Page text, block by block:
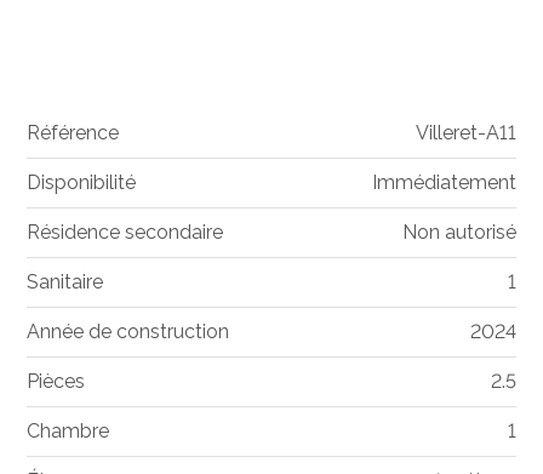
Référence Villeret-A11
Disponibilité Immédiatement
Résidence secondaire Non autorisé
Sanitaire 1
Année de construction 2024
Pièces 2.5
Chambre 1